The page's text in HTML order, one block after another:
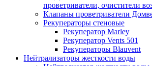
проветриватели, очистители
Клапаны проветриватели
Рекуператоры стеновые
Рекуператор Marley
Рекуператор Vents 501
Рекуператоры Blauvent
Нейтрализаторы жесткости воды